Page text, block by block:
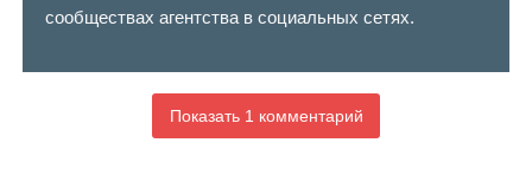
сообществах агентства в социальных сетях.
Показать 1 комментарий